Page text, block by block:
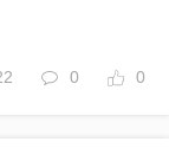
0 0